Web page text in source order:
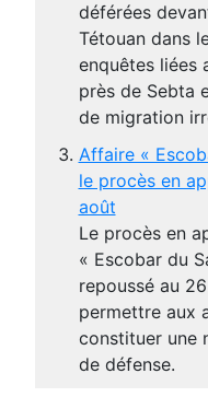
déférées
Tétouan dans
enquêtes liées
près de Sebta
de migration
Affaire «
le procès en
août
Le procès en
« Escobar du
repoussé au
permettre aux
constituer une
de défense.